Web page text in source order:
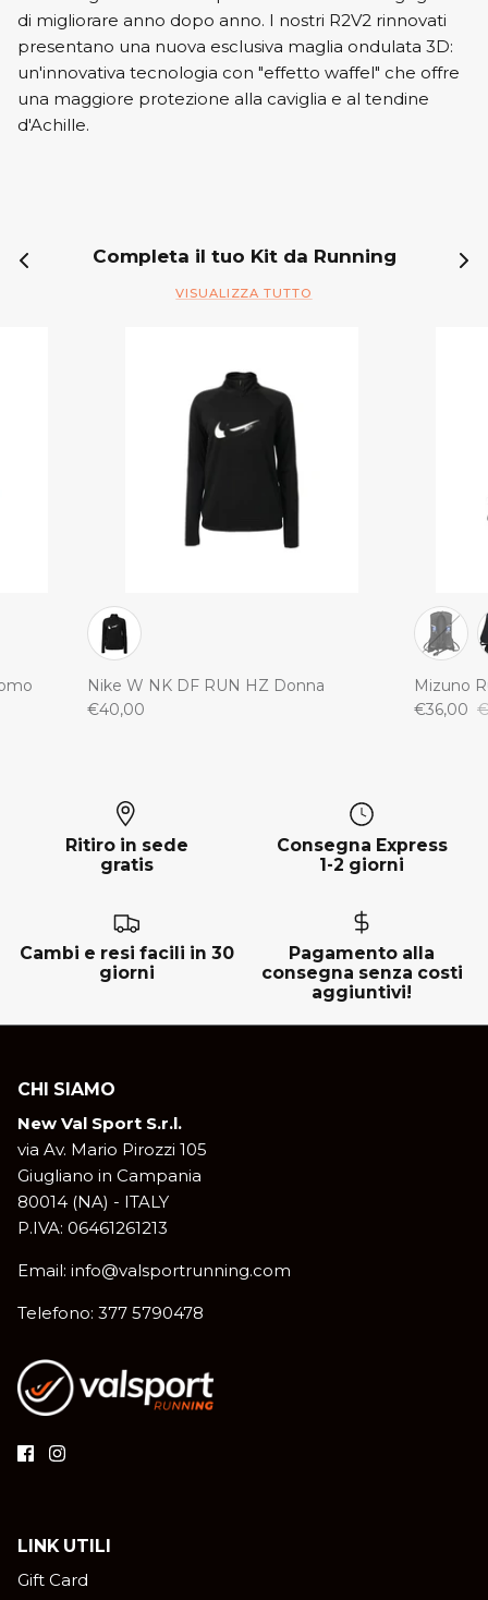
di migliorare anno dopo anno. I nostri R2V2 rinnovati
presentano una nuova esclusiva maglia ondulata 3D:
un'innovativa tecnologia con "effetto waffel" che offre
una maggiore protezione alla caviglia e al tendine
d'Achille.
Completa il tuo Kit da Running
VISUALIZZA TUTTO
Nike W NK DF RUN HZ Donna
€40,00
Mizuno
€36,00
Ritiro in sede
gratis
Consegna Express
1-2 giorni
Cambi e resi facili in 30
giorni
Pagamento alla
consegna senza costi
aggiuntivi!
CHI SIAMO
New Val Sport S.r.l.
via Av. Mario Pirozzi 105
Giugliano in Campania
80014 (NA) - ITALY
P.IVA: 06461261213
Email: info@valsportrunning.com
Telefono: 377 5790478
LINK UTILI
Gift Card